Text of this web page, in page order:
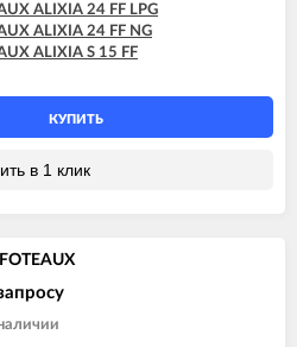
ALIXIA 24 FF LPG
ALIXIA 24 FF NG
ALIXIA S 15 FF
ALIXIA S 18 FF
ALIXIA S 20 CF
ALIXIA S 20 FF
ALIXIA S 24 CF
ALIXIA S 24 FF
ALIXIA SIMPLE 24 FF
ALIXIA SIMPLE S 18 CF
ALIXIA SIMPLE S 24 CF
КУПИТЬ
в 1 клик